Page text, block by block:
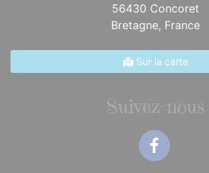
56430 Concoret
Bretagne, France
Sur la carte
Suivez-nous